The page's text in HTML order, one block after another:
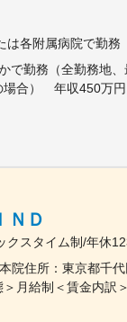
は各附属病院で勤務
ＮＤ
クスタイム制/年休